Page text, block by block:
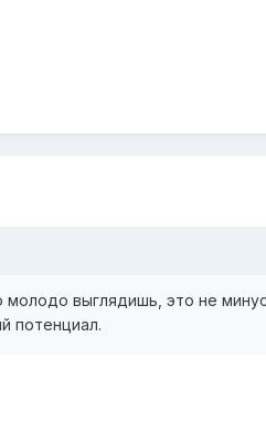
выглядишь, это не
потенциал.